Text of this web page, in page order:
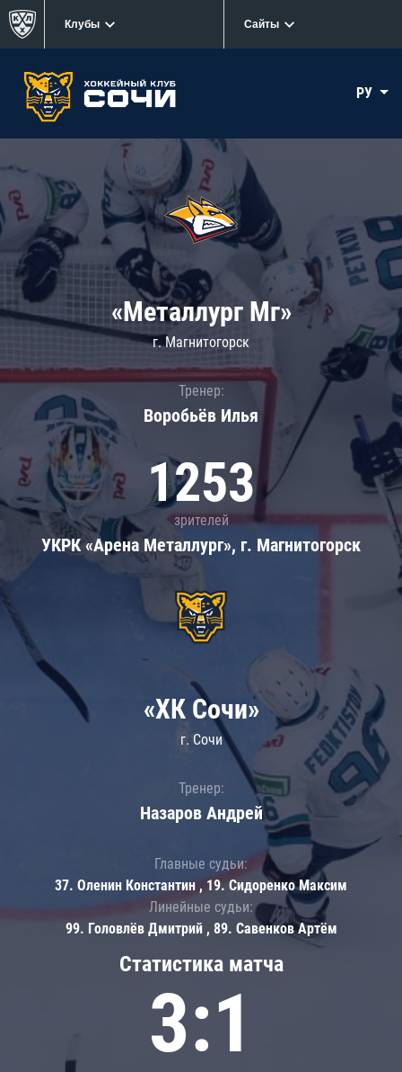
Клубы Сайты
РУ
«Металлург Мг»
г. Магнитогорск
Тренер:
Воробьёв Илья
1253
зрителей
УКРК «Арена Металлург», г. Магнитогорск
Статистика матча
3:1
«ХК Сочи»
г. Сочи
Тренер:
Назаров Андрей
Главные судьи:
37. Оленин Константин , 19. Сидоренко Максим
Линейные судьи:
99. Головлёв Дмитрий , 89. Савенков Артём